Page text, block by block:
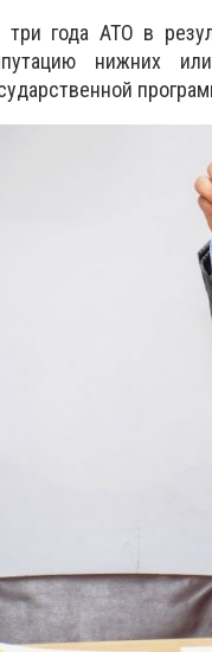
три года АТО в
нижних